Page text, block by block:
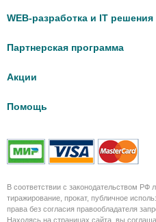
WEB-разработка и IT решения
Партнерская программа
Акции
Помощь
В соответствии с законодательством РФ
тиражирование, прокат, публичное
права без согласия правообладателя
Находясь на страницах сайта, вы